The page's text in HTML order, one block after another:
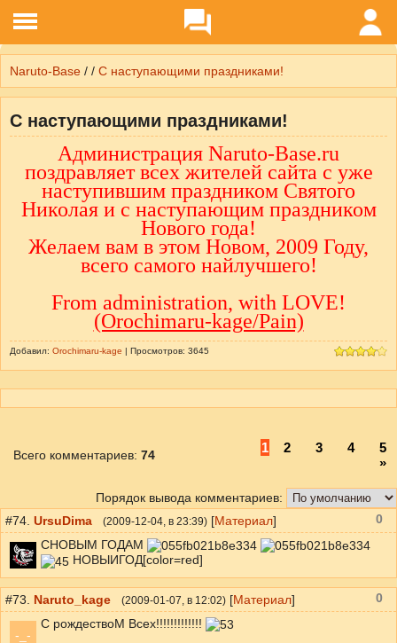
Naruto-Base / / С наступающими праздниками!
С наступающими праздниками!
Администрация Naruto-Base.ru
поздравляет всех жителей сайта с уже
наступившим праздником Святого
Николая и с наступающим праздником
Нового года!
Желаем вам в этом Новом, 2009 Году,
всего самого найлучшего!
From administration, with LOVE!
(Orochimaru-kage/Pain)
Добавил: Orochimaru-kage | Просмотров: 3645
Всего комментариев: 74 1 2 3 4
5
»
Порядок вывода комментариев:
#74. UrsuDima (2009-12-04 , в 23:39) [Материал]
СНОВЫМ ГОДАМ
НОВЫИГОД[color=red]
0
#73. Naruto_kage (2009-01-07 , в 12:02) [Материал]
-_-
C рождествоМ Всех!!!!!!!!!!!!!
0